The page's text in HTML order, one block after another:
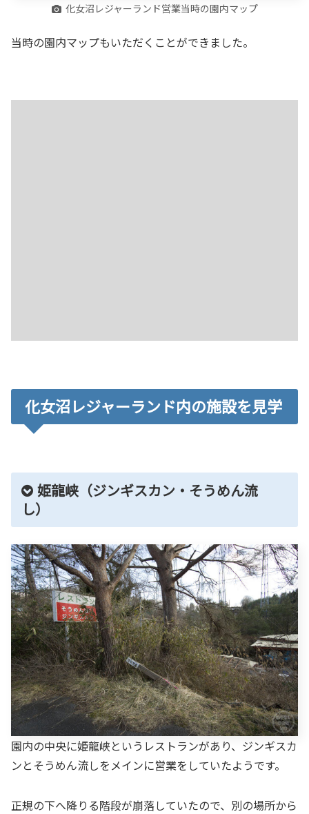
化女沼レジャーランド営業当時の園内マップ
当時の園内マップもいただくことができました。
化女沼レジャーランド内の施設を見学
姫龍峡（ジンギスカン・そうめん流
し）
園内の中央に姫龍峡というレストランがあり、ジンギスカ
ンとそうめん流しをメインに営業をしていたようです。
正規の下へ降りる階段が崩落していたので、別の場所から